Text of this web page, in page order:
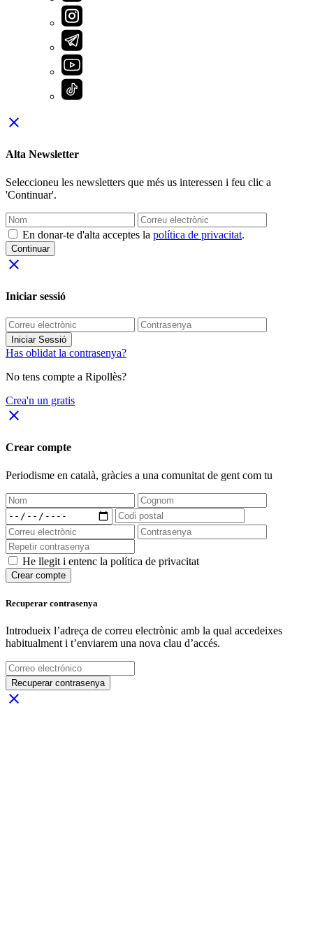
close
Alta Newsletter
Seleccioneu les newsletters que més us interessen i feu clic a
'Continuar'.
En donar-te d'alta acceptes la política de privacitat.
Continuar
close
Iniciar sessió
Iniciar Sessió
Has oblidat la contrasenya?
No tens compte a Ripollès?
Crea'n un gratis
close
Crear compte
Periodisme en català, gràcies a una comunitat de gent com tu
He llegit i entenc la política de privacitat
Crear compte
Recuperar contrasenya
Introdueix l’adreça de correu electrònic amb la qual accedeixes
habitualment i t’enviarem una nova clau d’accés.
Recuperar contrasenya
close